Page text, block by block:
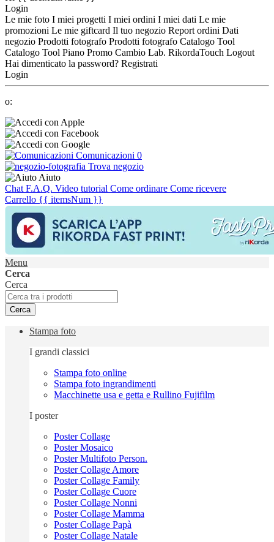
Login
Le mie foto I miei progetti I miei ordini I miei dati Le mie
promozioni Le mie giftcard Il tuo negozio Report ordini Dati
negozio Prodotti fotografo Prodotti fotografo Catalogo Tool
Catalogo Tool Piano Promo Cambio Lab. RikordaTouch Logout
Hai dimenticato la password? Registrati
Login
o:
Comunicazioni 0
Trova negozio
Aiuto
Chat F.A.Q. Video tutorial Come ordinare Come ricevere
Carrello {{ itemsNum }}
Menu
Cerca
Cerca
Cerca
Stampa foto
I grandi classici
Stampa foto online
Stampa foto ingrandimenti
Macchinette usa e getta e Rullino Fujifilm
I poster
Poster Collage
Poster Mosaico
Poster Multifoto Person.
Poster Collage Amore
Poster Collage Family
Poster Collage Cuore
Poster Collage Nonni
Poster Collage Mamma
Poster Collage Papà
Poster Collage Natale